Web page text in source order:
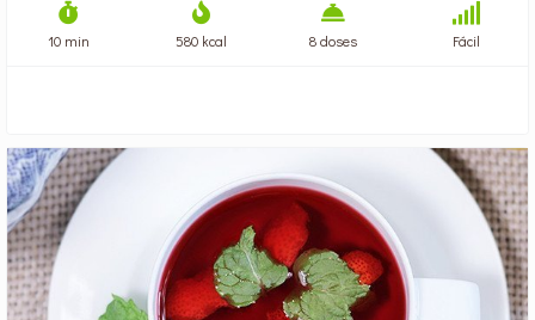
10 min 580 kcal 8 doses Fácil